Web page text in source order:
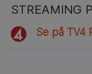
STREAMING
Se på TV4